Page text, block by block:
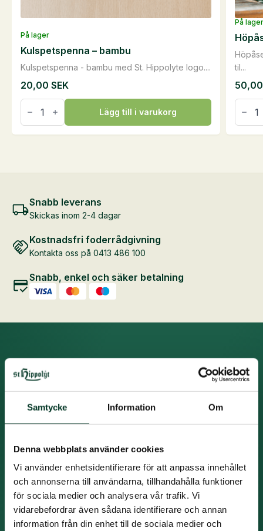
Samtycke Information Om
Denna webbplats använder cookies
Vi använder enhetsidentifierare för att anpassa innehållet
och annonserna till användarna, tillhandahålla funktioner
för sociala medier och analysera vår trafik. Vi
vidarebefordrar även sådana identifierare och annan
information från din enhet till de sociala medier och
På lager
Kulspetspenna - bambu med St. Hippolyte logo....
Kulspetspenna – bambu
20,00 SEK
Kulspetspenna
bambu
Lägg till i varukorg
På lager
til...
Snabb leverans
Skickas inom 2-4 dagar
Kostnadsfri foderrådgivning
Kontakta oss på 0413 486 100
Snabb, enkel och säker betalning
Prenumerera på nyhetsbrev
Ta del av den senaste forskningen om hästnutrition
året runt. Du får också nyheter från St. Hippolyt
sortiment.
*
Efternamn
*
E-
post
*